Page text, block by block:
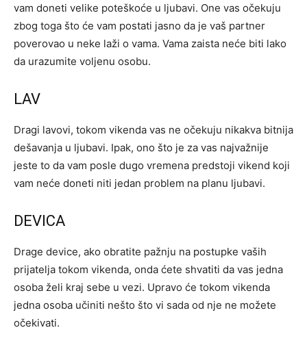
vam doneti velike poteškoće u ljubavi. One vas očekuju
zbog toga što će vam postati jasno da je vaš partner
poverovao u neke laži o vama. Vama zaista neće biti lako
da urazumite voljenu osobu.
LAV
Dragi lavovi, tokom vikenda vas ne očekuju nikakva bitnija
dešavanja u ljubavi. Ipak, ono što je za vas najvažnije
jeste to da vam posle dugo vremena predstoji vikend koji
vam neće doneti niti jedan problem na planu ljubavi.
DEVICA
Drage device, ako obratite pažnju na postupke vaših
prijatelja tokom vikenda, onda ćete shvatiti da vas jedna
osoba želi kraj sebe u vezi. Upravo će tokom vikenda
jedna osoba učiniti nešto što vi sada od nje ne možete
očekivati.